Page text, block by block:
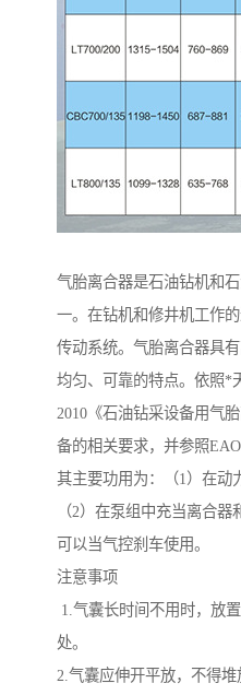
气胎离合器是石油钻机和
一。在钻机和修井机工作
传动系统。气胎离合器具
均匀、可靠的特点。依照*
2010《石油钻采设备用气
备的相关要求，并参照
其主要功用为：（1）在动
（2）在泵组中充当离合
可以当气控刹车使用。
注意事项
1.气囊长时间不用时，放
处。
2.气囊应伸开平放，不得